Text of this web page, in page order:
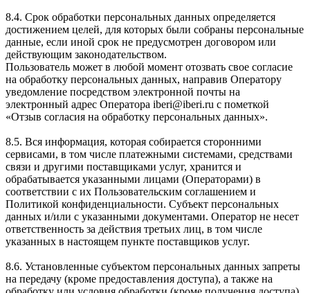
8.4. Срок обработки персональных данных определяется
достижением целей, для которых были собраны персональные
данные, если иной срок не предусмотрен договором или
действующим законодательством.
Пользователь может в любой момент отозвать свое согласие
на обработку персональных данных, направив Оператору
уведомление посредством электронной почты на
электронный адрес Оператора iberi@iberi.ru с пометкой
«Отзыв согласия на обработку персональных данных».
8.5. Вся информация, которая собирается сторонними
сервисами, в том числе платежными системами, средствами
связи и другими поставщиками услуг, хранится и
обрабатывается указанными лицами (Операторами) в
соответствии с их Пользовательским соглашением и
Политикой конфиденциальности. Субъект персональных
данных и/или с указанными документами. Оператор не несет
ответственность за действия третьих лиц, в том числе
указанных в настоящем пункте поставщиков услуг.
8.6. Установленные субъектом персональных данных запреты
на передачу (кроме предоставления доступа), а также на